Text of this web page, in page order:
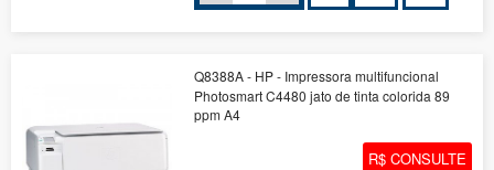
Q8388A - HP - Impressora multifuncional
Photosmart C4480 jato de tinta colorida 89
ppm A4
R$ CONSULTE